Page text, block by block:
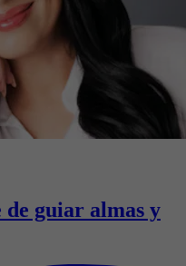
guiar almas y